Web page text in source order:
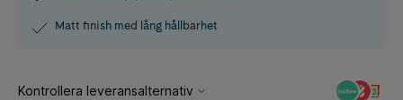
Matt finish med lång hållbarhet